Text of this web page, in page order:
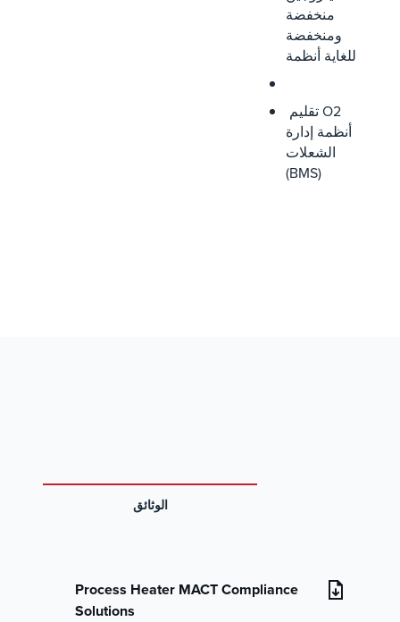
منخفضة
ومنخفضة
للغاية أنظمة
أنظمة إدارة
الشعلات
(BMS)
الوثائق
Process Heater MACT Compliance
Solutions